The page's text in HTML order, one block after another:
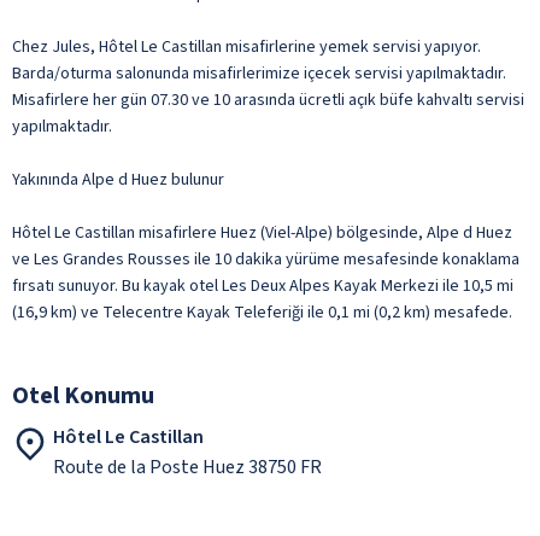
Chez Jules, Hôtel Le Castillan misafirlerine yemek servisi yapıyor.
Barda/oturma salonunda misafirlerimize içecek servisi yapılmaktadır.
Misafirlere her gün 07.30 ve 10 arasında ücretli açık büfe kahvaltı servisi
yapılmaktadır.
Yakınında Alpe d Huez bulunur
Hôtel Le Castillan misafirlere Huez (Viel-Alpe) bölgesinde, Alpe d Huez
ve Les Grandes Rousses ile 10 dakika yürüme mesafesinde konaklama
fırsatı sunuyor. Bu kayak otel Les Deux Alpes Kayak Merkezi ile 10,5 mi
(16,9 km) ve Telecentre Kayak Teleferiği ile 0,1 mi (0,2 km) mesafede.
Otel Konumu
Hôtel Le Castillan
Route de la Poste Huez 38750 FR